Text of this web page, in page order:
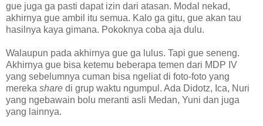
gue juga ga pasti dapat izin dari atasan. Modal nekad,
akhirnya gue ambil itu semua. Kalo ga gitu, gue akan tau
hasilnya kaya gimana. Pokoknya coba aja dulu.
Walaupun pada akhirnya gue ga lulus. Tapi gue seneng.
Akhirnya gue bisa ketemu beberapa temen dari MDP IV
yang sebelumnya cuman bisa ngeliat di foto-foto yang
mereka share di grup waktu ngumpul. Ada Didotz, Ica, Nuri
yang ngebawain bolu meranti asli Medan, Yuni dan juga
yang lainnya.